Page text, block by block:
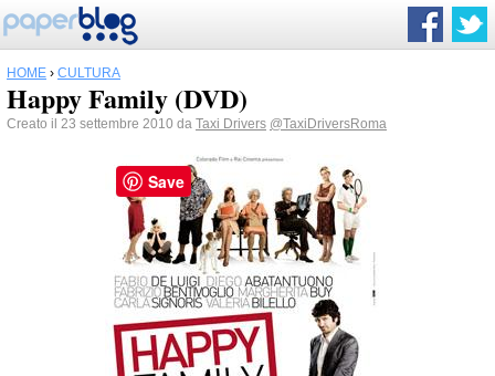
HOME › CULTURA
Happy Family (DVD)
Creato il 23 settembre 2010 da Taxi Drivers @TaxiDriversRoma
Save